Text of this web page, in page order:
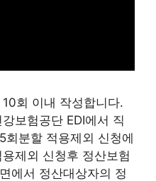
회 이내 작성합니다.
보험공단 EDI에서 직
회분할 적용제외 신청에
제외 신청후 정산보험
에서 정산대상자의 정